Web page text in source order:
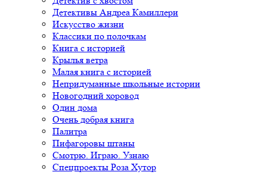
Детективы Андреа Камиллери
Искусство жизни
Классики по полочкам
Книга с историей
Крылья ветра
Малая книга с историей
Непридуманные школьные истории
Новогодний хоровод
Один дома
Очень добрая книга
Палитра
Пифагоровы штаны
Смотрю. Играю. Узнаю
Спецпроекты Роза Хутор